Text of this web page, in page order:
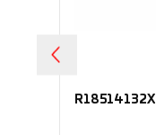
R18514132X